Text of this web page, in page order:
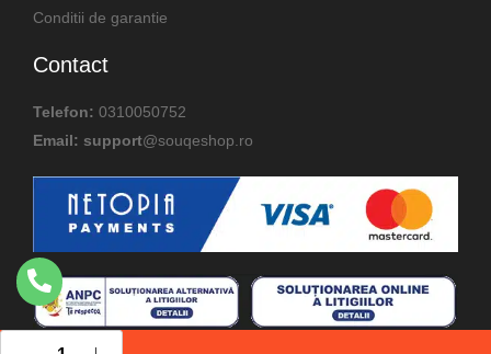
Conditii de garantie
Contact
Telefon: 0310050752
Email: support@souqeshop.ro